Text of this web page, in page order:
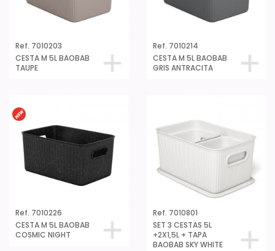
Ref. 7010203
CESTA M 5L BAOBAB
TAUPE
Ref. 7010214
CESTA M 5L BAOBAB
GRIS ANTRACITA
Ref. 7010226
CESTA M 5L BAOBAB
COSMIC NIGHT
Ref. 7010801
SET 3 CESTAS 5L
+2X1,5L + TAPA
BAOBAB SKY WHITE